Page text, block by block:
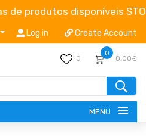
de produtos disponíveis
Log in Create Account
0
0
0,00€
MENU